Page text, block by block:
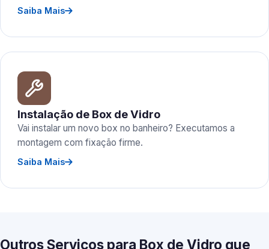
Saiba Mais
Instalação de Box de Vidro
Vai instalar um novo box no banheiro? Executamos a
montagem com fixação firme.
Saiba Mais
Outros Serviços para Box de Vidro que